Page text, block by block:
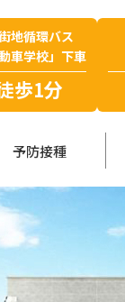
地循環バス
動車学校」下車
歩1分
予防接種